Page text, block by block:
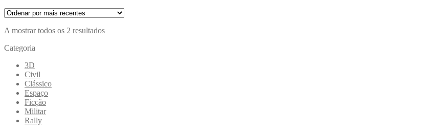
A mostrar todos os 2 resultadosOrdenado
Categoria
3D
Civil
Clássico
Espaço
Ficção
Militar
Rally